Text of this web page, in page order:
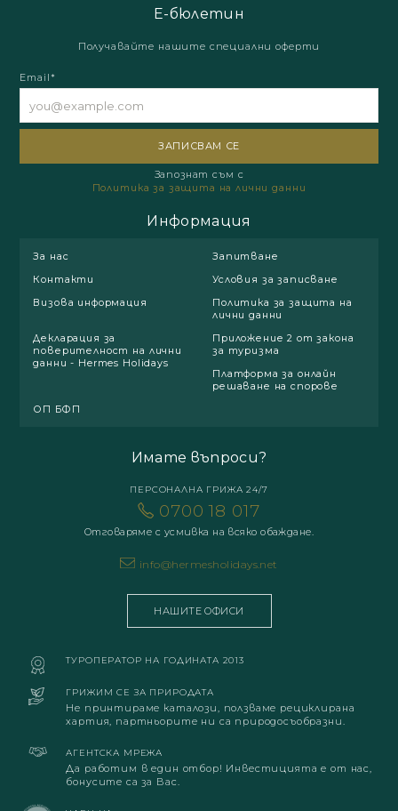
Е-бюлетин
Получавайте нашите специални оферти
Email*
Запознат съм с
Политика за защита на лични данни
Информация
За нас
Запитване
Контакти
Условия за записване
Визова информация
Политика за защита на
лични данни
Декларация за
поверителност на лични
данни - Hermes Holidays
Приложение 2 от закона
за туризма
Платформа за онлайн
решаване на спорове
ОП БФП
Имате въпроси?
ПЕРСОНАЛНА ГРИЖА 24/7
0700 18 017
Отговаряме с усмивка на всяко обаждане.
info@hermesholidays.net
НАШИТЕ ОФИСИ
ТУРОПЕРАТОР НА ГОДИНАТА 2013
ГРИЖИМ СЕ ЗА ПРИРОДАТА
Не принтираме каталози, ползваме рециклирана
хартия, партньорите ни са природосъобразни.
АГЕНТСКА МРЕЖА
Да работим в един отбор! Инвестицията е от нас,
бонусите са за Вас.